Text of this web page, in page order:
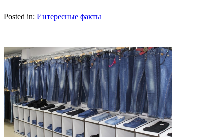
Posted in: Интересные факты